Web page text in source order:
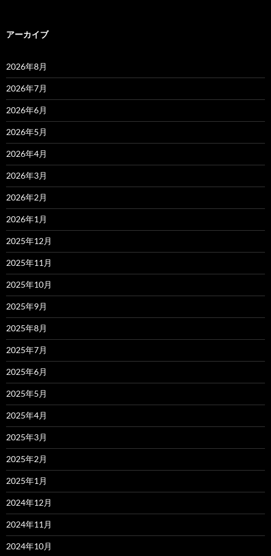
アーカイブ
2026年8月
2026年7月
2026年6月
2026年5月
2026年4月
2026年3月
2026年2月
2026年1月
2025年12月
2025年11月
2025年10月
2025年9月
2025年8月
2025年7月
2025年6月
2025年5月
2025年4月
2025年3月
2025年2月
2025年1月
2024年12月
2024年11月
2024年10月